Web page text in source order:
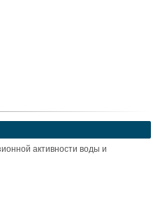
активности воды и